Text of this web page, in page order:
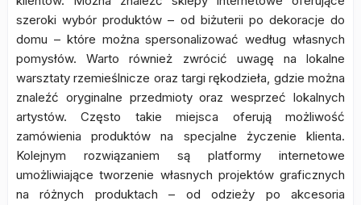
szeroki wybór produktów – od biżuterii po dekoracje do
domu – które można spersonalizować według własnych
pomysłów. Warto również zwrócić uwagę na lokalne
warsztaty rzemieślnicze oraz targi rękodzieła, gdzie można
znaleźć oryginalne przedmioty oraz wesprzeć lokalnych
artystów. Często takie miejsca oferują możliwość
zamówienia produktów na specjalne życzenie klienta.
Kolejnym rozwiązaniem są platformy internetowe
umożliwiające tworzenie własnych projektów graficznych
na różnych produktach – od odzieży po akcesoria